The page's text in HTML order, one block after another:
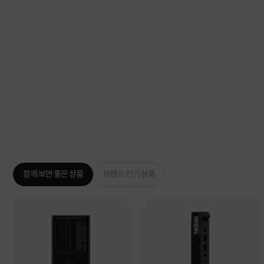
함께 보면 좋은 상품 브랜드 인기 상품